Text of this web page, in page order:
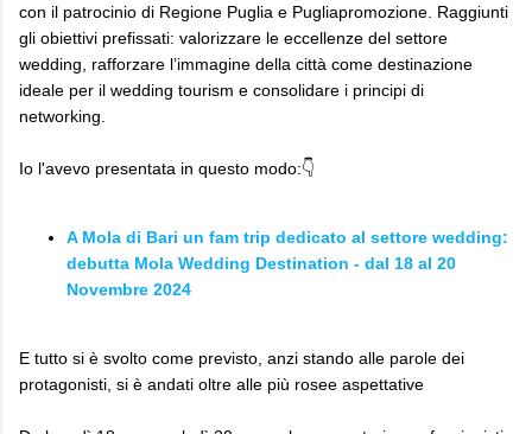
con il patrocinio di Regione Puglia e Pugliapromozione. Raggiunti
gli obiettivi prefissati: valorizzare le eccellenze del settore
wedding, rafforzare l’immagine della città come destinazione
ideale per il wedding tourism e consolidare i principi di
networking.
Io l'avevo presentata in questo modo:👇
A Mola di Bari un fam trip dedicato al settore wedding:
debutta Mola Wedding Destination - dal 18 al 20
Novembre 2024
E tutto si è svolto come previsto, anzi stando alle parole dei
protagonisti, si è andati oltre alle più rosee aspettative